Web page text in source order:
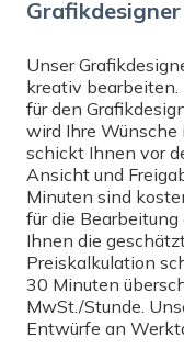
DRUCK
Einseitiger Druck
MENGE
PREIS INKL. MWST.
0€ (0 €/Stk)
Grafikdesigner
Unser
kreativ bearbeiten.
für den
wird Ihre Wünsche
schickt Ihnen vor
Ansicht und
Minuten sind
für die
Ihnen die
Preiskalkulation
30 Minuten
MwSt./Stunde.
Entwürfe an